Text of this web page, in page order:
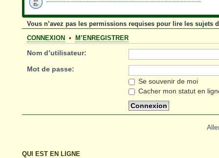
Vous n’avez pas les permissions requises pour lire les sujets
CONNEXION • M’ENREGISTRER
Nom d’utilisateur:
Mot de passe:
Se souvenir de moi
Cacher mon statut en
QUI EST EN LIGNE